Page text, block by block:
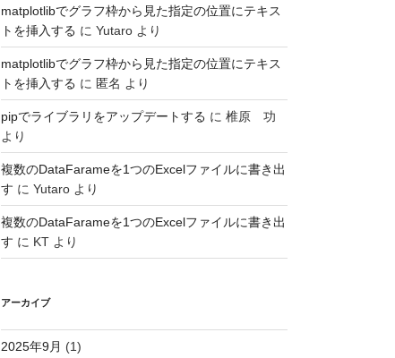
matplotlibでグラフ枠から見た指定の位置にテキス
トを挿入する に Yutaroより
matplotlibでグラフ枠から見た指定の位置にテキス
トを挿入する に 匿名 より
pipでライブラリをアップデートする に 椎原 功
より
複数のDataFarameを1つのExcelファイルに書き出
す に Yutaroより
複数のDataFarameを1つのExcelファイルに書き出
す に KTより
アーカイブ
2025年9月 (1)